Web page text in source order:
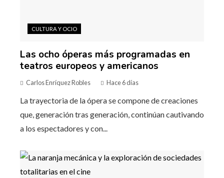
CULTURA Y OCIO
Las ocho óperas más programadas en
teatros europeos y americanos
Carlos Enríquez Robles Hace 6 días
La trayectoria de la ópera se compone de creaciones
que, generación tras generación, continúan cautivando
a los espectadores y con...